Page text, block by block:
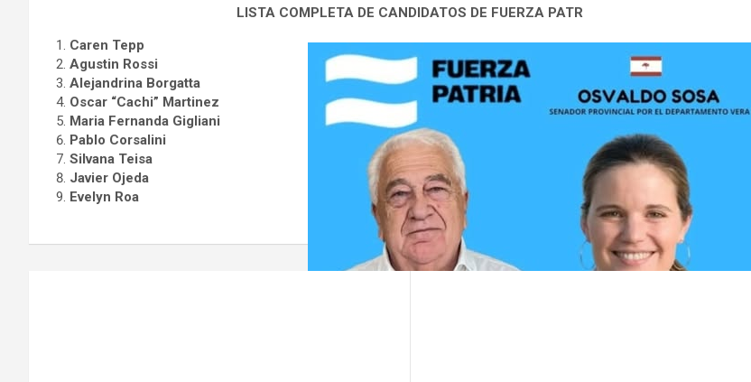
LISTA COMPLETA DE CANDIDATOS DE FUERZA PATR
Caren Tepp
Agustin Rossi
Alejandrina Borgatta
Oscar “Cachi” Martinez
Maria Fernanda Gigliani
Pablo Corsalini
Silvana Teisa
Javier Ojeda
Evelyn Roa